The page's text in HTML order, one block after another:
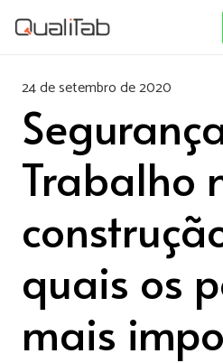
24 de setembro de 2020
Trabalho
quais os
mais